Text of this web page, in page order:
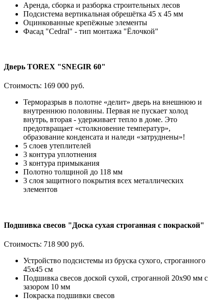
Аренда, сборка и разборка строительных лесов
Подсистема вертикальная обрешётка 45 х 45 мм
Оцинкованные крепёжные элементы
Фасад "Cedral" - тип монтажа "Ёлочкой"
Дверь TOREX "SNEGIR 60"
Стоимость: 169 000 руб.
Терморазрыв в полотне «делит» дверь на внешнюю и
внутреннюю половины. Первая не пускает холод
внутрь, вторая - удерживает тепло в доме. Это
предотвращает «столкновение температур»,
образование конденсата и наледи «затруднены»!
5 слоев утеплителей
3 контура уплотнения
3 контура примыкания
Полотно толщиной до 118 мм
3 слоя защитного покрытия всех металлических
элементов
Подшивка свесов "Доска сухая строганная с покраской"
Стоимость: 718 900 руб.
Устройство подсистемы из бруска сухого, строганного
45х45 см
Подшивка свесов доской сухой, строганной 20х90 мм с
зазором 10 мм
Покраска подшивки свесов